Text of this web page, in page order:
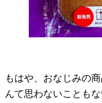
もはや、おなじみの
んて思わないことも